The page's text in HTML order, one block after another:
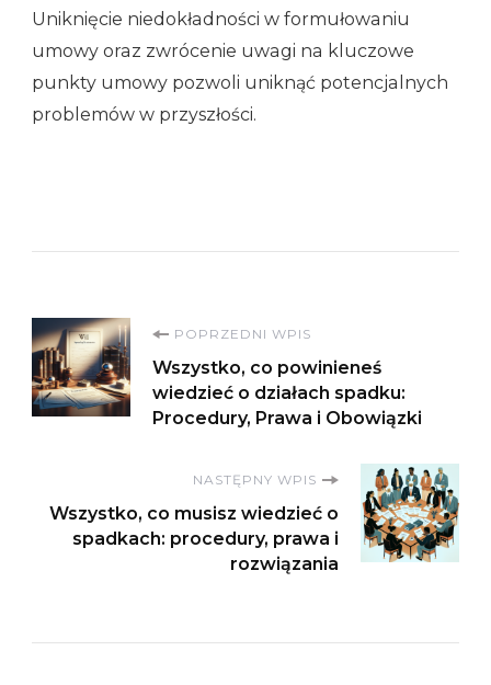
Uniknięcie niedokładności w formułowaniu
umowy oraz zwrócenie uwagi na kluczowe
punkty umowy pozwoli uniknąć potencjalnych
problemów w przyszłości.
Nawigacja
wpisu
POPRZEDNI WPIS
Wszystko, co powinieneś
wiedzieć o działach spadku:
Procedury, Prawa i Obowiązki
NASTĘPNY WPIS
Wszystko, co musisz wiedzieć o
spadkach: procedury, prawa i
rozwiązania